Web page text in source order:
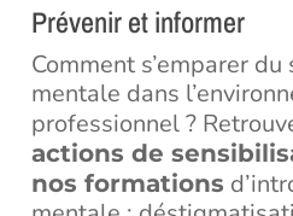
Prévenir et informer
Comment s’emparer
mentale dans
professionnel ?
actions de
nos formations